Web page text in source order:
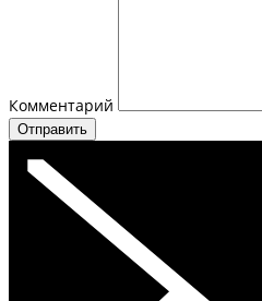
Комментарий
Отправить